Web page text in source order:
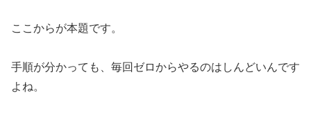
ここからが本題です。
手順が分かっても、毎回ゼロからやるのはしんどいんです
よね。